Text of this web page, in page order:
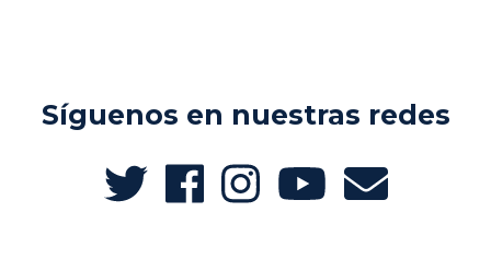
Síguenos en nuestras redes